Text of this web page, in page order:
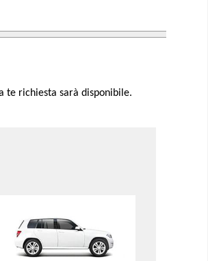
te richiesta sarà disponibile.